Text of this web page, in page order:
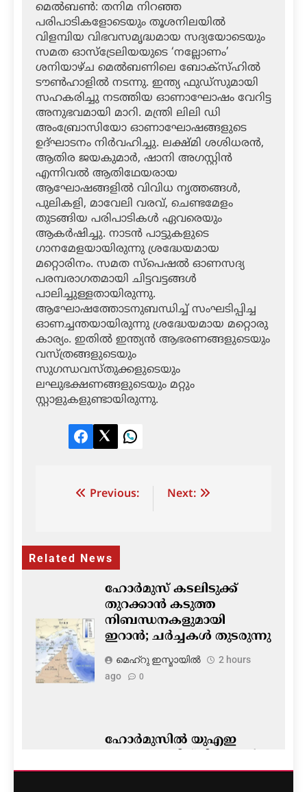
മെല്‍ബണ്‍: തനിമ നിറഞ്ഞ
പരിപാടികളോടെയും തൂശനിലയില്‍
വിളമ്പിയ വിഭവസമൃദ്ധമായ സദ്യയോടെയും
സമത ഓസ്‌ട്രേലിയയുടെ ‘നല്ലോണം’
ശനിയാഴ്ച മെല്‍ബണിലെ ബോക്‌സ്ഹില്‍
ടൗണ്‍ഹാളില്‍ നടന്നു. ഇന്ത്യ ഫുഡ്‌സുമായി
സഹകരിച്ചു നടത്തിയ ഓണാഘോഷം വേറിട്ട
അനുഭവമായി മാറി. മന്ത്രി ലിലി ഡി
അംബ്രോസിയോ ഓണാഘോഷങ്ങളുടെ
ഉദ്ഘാടനം നിര്‍വഹിച്ചു. ലക്ഷ്മി ശശിധരന്‍,
ആതിര ജയകുമാര്‍, ഷാനി അഗസ്റ്റിന്‍
എന്നിവല്‍ ആതിഥേയരായ
ആഘോഷങ്ങളില്‍ വിവിധ നൃത്തങ്ങള്‍,
പുലികളി, മാവേലി വരവ്, ചെണ്ടമേളം
തുടങ്ങിയ പരിപാടികള്‍ ഏവരെയും
ആകര്‍ഷിച്ചു. നാടന്‍ പാട്ടുകളുടെ
ഗാനമേളയായിരുന്നു ശ്രദ്ധേയമായ
മറ്റൊരിനം. സമത സ്‌പെഷല്‍ ഓണസദ്യ
പരമ്പരാഗതമായി ചിട്ടവട്ടങ്ങള്‍
പാലിച്ചുള്ളതായിരുന്നു.
ആഘോഷത്തോടനുബന്ധിച്ച് സംഘടിപ്പിച്ച
ഓണച്ചന്തയായിരുന്നു ശ്രദ്ധേയമായ മറ്റൊരു
കാര്യം. ഇതില്‍ ഇന്ത്യന്‍ ആഭരണങ്ങളുടെയും
വസ്ത്രങ്ങളുടെയും
സുഗന്ധവസ്തുക്കളുടെയും
ലഘുഭക്ഷണങ്ങളുടെയും മറ്റും
സ്റ്റാളുകളുണ്ടായിരുന്നു.
Facebook
TwitterLinkedIn
Post Previous: Next:
Related News
ഹോർമുസ് കടലിടുക്ക്
തുറക്കാൻ കടുത്ത
നിബന്ധനകളുമായി
ഇറാൻ; ചർച്ചകൾ തുടരുന്നു
മെഹ്റു ഇസ്മായില്‍
2 hours
ago
0
ഹോർമുസിൽ യുഎഇ
ആക്രമണം; ഇറാനെതിരെ